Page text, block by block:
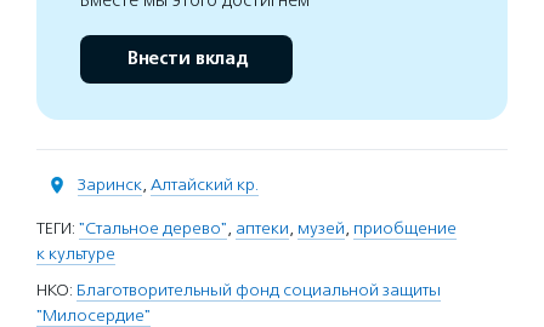
Внести вклад
Заринск, Алтайский кр.
ТЕГИ: "Стальное дерево", аптеки, музей, приобщение
к культуре
НКО: Благотворительный фонд социальной защиты
"Милосердие"